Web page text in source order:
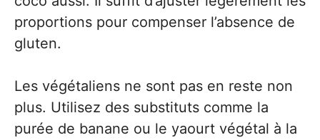
proportions pour compenser l’absence de
gluten.
Les végétaliens ne sont pas en reste non
plus. Utilisez des substituts comme la
purée de banane ou le yaourt végétal à la